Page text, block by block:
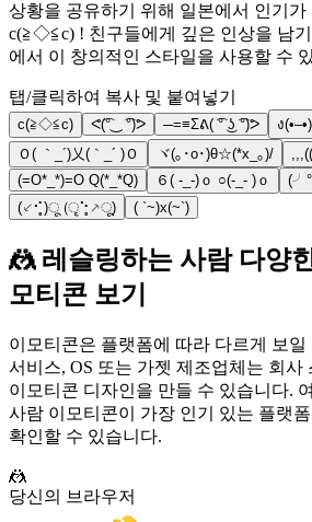
상황을 공유하기 위해 일본에서 인기가
c(≧◇≦c) ! 친구들에게 깊은 인상을 남
에서 이 창의적인 스타일을 사용할 수
탭/클릭하여 복사 및 붙여넣기
c(≧◇≦c) ᕙ(͡°‿ ͡°)ᕗ ─=≡Σᕕ( ͡° ͜ʖ ͡°)ᕗ ง
Ｏ( ｀_´)乂(｀_´ )Ｏ
ヾ(｡･o･)θ☆(*x_｡)/
(=O*_*)=O Q(*_*Q)
６( -_-)ｏ ○(-_- )ｏ
(⸔⠊̥)ू (ृ⠑̥⸕ू)
( `~)x(~`)
🤼 레슬링하는 사람 다양
모티콘 보기
이모티콘은 플랫폼에 따라 다르게 보일
서비스, OS 또는 가젯 제조업체는 회사
이모티콘 디자인을 만들 수 있습니다.
사람 이모티콘이 가장 인기 있는 플랫
확인할 수 있습니다.
🤼
당신의 브라우저